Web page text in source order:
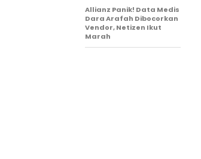
Allianz Panik! Data Medis
Dara Arafah Dibocorkan
Vendor, Netizen Ikut
Marah